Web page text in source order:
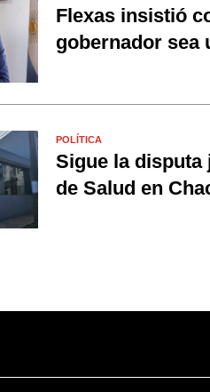
Flexas insistió
gobernador sea
POLÍTICA
Sigue la disputa
de Salud en